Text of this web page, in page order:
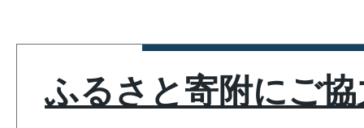
ふるさと寄附にご